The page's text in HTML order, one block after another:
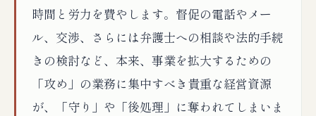
時間と労力を費やします。督促の電話やメー
ル、交渉、さらには弁護士への相談や法的手続
きの検討など、本来、事業を拡大するための
「攻め」の業務に集中すべき貴重な経営資源
が、「守り」や「後処理」に奪われてしまいま